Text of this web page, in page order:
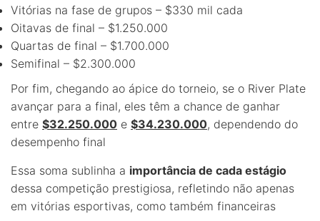
Vitórias na fase de grupos – $330 mil cada
Oitavas de final – $1.250.000
Quartas de final – $1.700.000
Semifinal – $2.300.000
Por fim, chegando ao ápice do torneio, se o River Plate
avançar para a final, eles têm a chance de ganhar
entre $32.250.000 e $34.230.000, dependendo do
desempenho final
Essa soma sublinha a importância de cada estágio
dessa competição prestigiosa, refletindo não apenas
em vitórias esportivas, como também financeiras